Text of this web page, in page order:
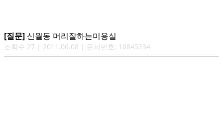
[질문] 신월동 머리잘하는미용실
조회수 27 | 2011.06.08 | 문서번호: 16845234